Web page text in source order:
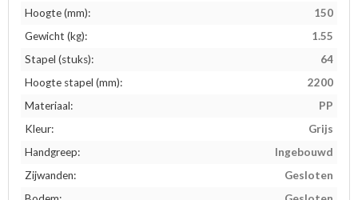
Hoogte (mm):
150
Gewicht (kg):
1.55
Stapel (stuks):
64
Hoogte stapel (mm):
2200
Materiaal:
PP
Kleur:
Grijs
Handgreep:
Ingebouwd
Zijwanden:
Gesloten